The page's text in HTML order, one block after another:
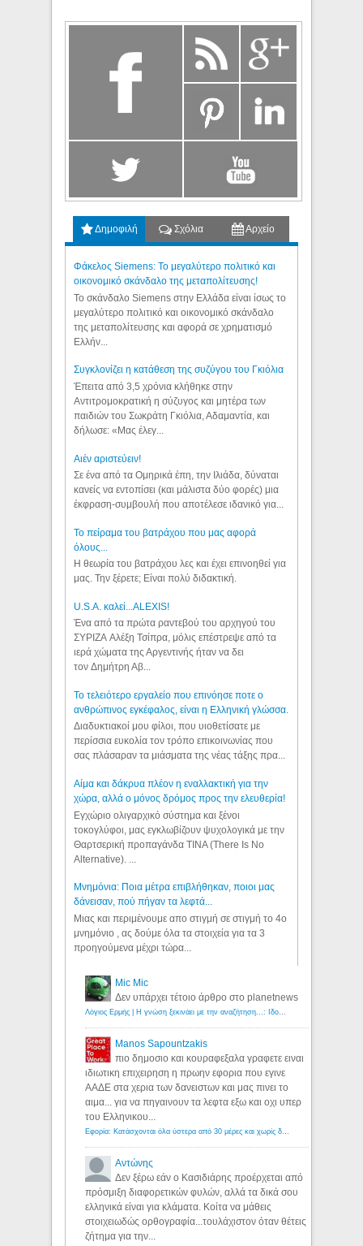
Δημοφιλή Σχόλια Αρχείο
Φάκελος Siemens: Το μεγαλύτερο πολιτικό και
οικονομικό σκάνδαλο της μεταπολίτευσης!
Το σκάνδαλο Siemens στην Ελλάδα είναι ίσως το
μεγαλύτερο πολιτικό και οικονομικό σκάνδαλο
της μεταπολίτευσης και αφορά σε χρηματισμό
Ελλήν...
Συγκλονίζει η κατάθεση της συζύγου του Γκιόλια
Έπειτα από 3,5 χρόνια κλήθηκε στην
Αντιτρομοκρατική η σύζυγος και μητέρα των
παιδιών του Σωκράτη Γκιόλια, Αδαμαντία, και
δήλωσε: «Μας έλεγ...
Aιέν αριστεύειν!
Σε ένα από τα Ομηρικά έπη, την Ιλιάδα, δύναται
κανείς να εντοπίσει (και μάλιστα δύο φορές) μια
έκφραση-συμβουλή που αποτέλεσε ιδανικό για...
Το πείραμα του βατράχου που μας αφορά
όλους...
Η θεωρία του βατράχου λες και έχει επινοηθεί για
μας. Την ξέρετε; Είναι πολύ διδακτική.
U.S.A. καλεί...ALEXIS!
Ένα από τα πρώτα ραντεβού του αρχηγού του
ΣΥΡΙΖΑ Αλέξη Τσίπρα, μόλις επέστρεψε από τα
ιερά χώματα της Αργεντινής ήταν να δει
τον Δημήτρη Αβ...
Το τελειότερο εργαλείο που επινόησε ποτε ο
ανθρώπινος εγκέφαλος, είναι η Ελληνική γλώσσα.
Διαδυκτιακοί μου φίλοι, που υιοθετίσατε με
περίσσια ευκολία τον τρόπο επικοινωνίας που
σας πλάσαραν τα μιάσματα της νέας τάξης πρα...
Αίμα και δάκρυα πλέον η εναλλακτική για την
χώρα, αλλά ο μόνος δρόμος προς την ελευθερία!
Εγχώριο ολιγαρχικό σύστημα και ξένοι
τοκογλύφοι, μας εγκλωβίζουν ψυχολογικά με την
Θαρτσερική προπαγάνδα TINA (There Is No
Alternative). ...
Μνημόνια: Ποια μέτρα επιβλήθηκαν, ποιοι μας
δάνεισαν, πού πήγαν τα λεφτά...
Μιας και περιμένουμε απο στιγμή σε στιγμή το 4ο
μνημόνιο , ας δούμε όλα τα στοιχεία για τα 3
προηγούμενα μέχρι τώρα...
Mic Mic
Δεν υπάρχει τέτοιο άρθρο στο planetnews
Λόγιος Ερμής | Η γνώση ξεκινάει με την αναζήτηση...: Ιδού οι 18 που χρωστούν 11 δις ευρώ!
Manos Sapountzakis
πιο δημοσιο και κουραφεξαλα γραφετε ειναι
ιδιωτικη επιχειρηση η πρωην εφορια που εγινε
ΑΑΔΕ στα χερια των δανειστων και μας πινει το
αιμα... για να πηγαινουν τα λεφτα εξω και οχι υπερ
του Ελληνικου...
Εφορία: Κατάσχονται όλα ύστερα από 30 μέρες και χωρίς δικαστικές αποφάσεις - Λόγιος Ερμής
Αντώνης
Δεν ξέρω εάν ο Κασιδιάρης προέρχεται από
πρόσμιξη διαφορετικών φυλών, αλλά τα δικά σου
ελληνικά είναι για κλάματα. Κοίτα να μάθεις
στοιχειωδώς ορθογραφία...τουλάχιστον όταν θέτεις
ζήτημα για την...